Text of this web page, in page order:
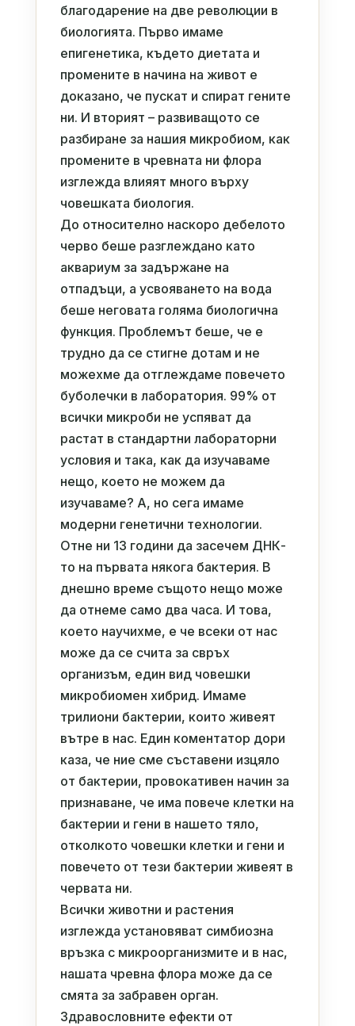
благодарение на две революции в
биологията. Първо имаме
епигенетика, където диетата и
промените в начина на живот е
доказано, че пускат и спират гените
ни. И вторият – развиващото се
разбиране за нашия микробиом, как
промените в чревната ни флора
изглежда влияят много върху
човешката биология.
До относително наскоро дебелото
черво беше разглеждано като
аквариум за задържане на
отпадъци, а усвояването на вода
беше неговата голяма биологична
функция. Проблемът беше, че е
трудно да се стигне дотам и не
можехме да отглеждаме повечето
буболечки в лаборатория. 99% от
всички микроби не успяват да
растат в стандартни лабораторни
условия и така, как да изучаваме
нещо, което не можем да
изучаваме? А, но сега имаме
модерни генетични технологии.
Отне ни 13 години да засечем ДНК-
то на първата някога бактерия. В
днешно време същото нещо може
да отнеме само два часа. И това,
което научихме, е че всеки от нас
може да се счита за свръх
организъм, един вид човешки
микробиомен хибрид. Имаме
трилиони бактерии, които живеят
вътре в нас. Един коментатор дори
каза, че ние сме съставени изцяло
от бактерии, провокативен начин за
признаване, че има повече клетки на
бактерии и гени в нашето тяло,
отколкото човешки клетки и гени и
повечето от тези бактерии живеят в
червата ни.
Всички животни и растения
изглежда установяват симбиозна
връзка с микроорганизмите и в нас,
нашата чревна флора може да се
смята за забравен орган.
Здравословните ефекти от